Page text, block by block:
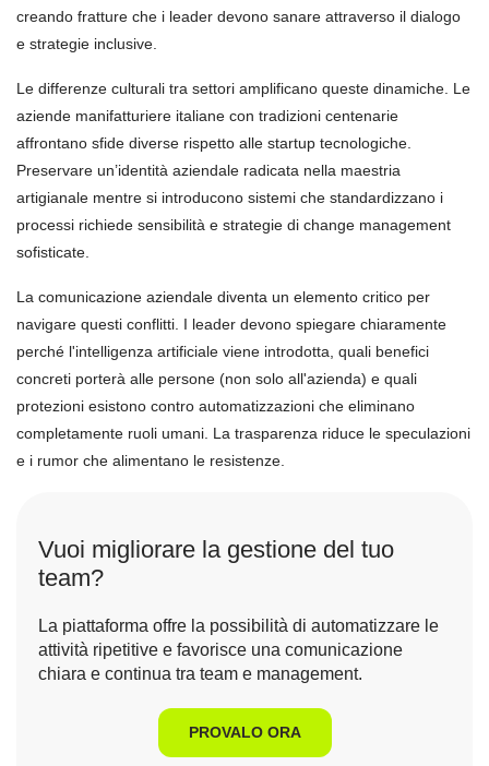
creando fratture che i leader devono sanare attraverso il dialogo
e strategie inclusive.
Le differenze culturali tra settori amplificano queste dinamiche. Le
aziende manifatturiere italiane con tradizioni centenarie
affrontano sfide diverse rispetto alle startup tecnologiche.
Preservare un’identità aziendale radicata nella maestria
artigianale mentre si introducono sistemi che standardizzano i
processi richiede sensibilità e strategie di change management
sofisticate.
La comunicazione aziendale diventa un elemento critico per
navigare questi conflitti. I leader devono spiegare chiaramente
perché l'intelligenza artificiale viene introdotta, quali benefici
concreti porterà alle persone (non solo all'azienda) e quali
protezioni esistono contro automatizzazioni che eliminano
completamente ruoli umani. La trasparenza riduce le speculazioni
e i rumor che alimentano le resistenze.
Vuoi migliorare la gestione del tuo
team?
La piattaforma offre la possibilità di automatizzare le
attività ripetitive e favorisce una comunicazione
chiara e continua tra team e management.
PROVALO ORA